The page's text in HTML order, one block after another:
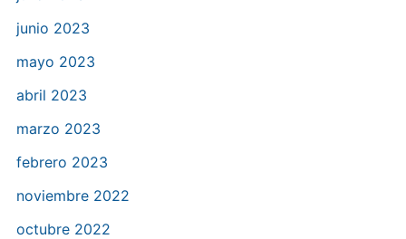
junio 2023
mayo 2023
abril 2023
marzo 2023
febrero 2023
noviembre 2022
octubre 2022